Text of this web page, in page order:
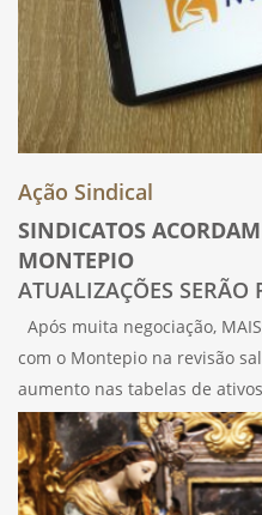
Ação Sindical
SINDICATOS
MONTEPIO
ATUALIZAÇÕES SERÃO
NOVEMBRO
Após muita negociação,
com o Montepio na revisão
aumento nas tabelas de
bem como os retroativos a
novembro.